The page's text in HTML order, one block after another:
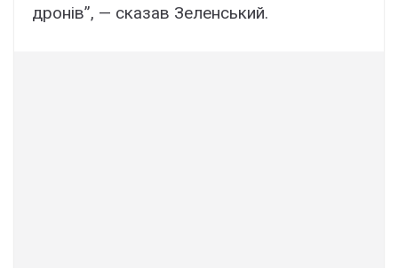
дронів”, — сказав Зеленський.